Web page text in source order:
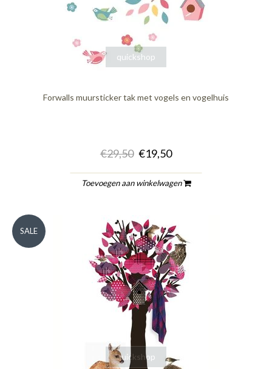
quickshop
Forwalls muursticker tak met vogels en vogelhuis
€29,50 €19,50
Toevoegen aan winkelwagen
quickshop
SALE